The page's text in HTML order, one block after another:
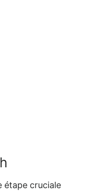
étape cruciale